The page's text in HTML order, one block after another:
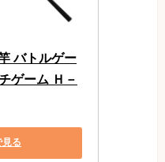
バトルゲー
ゲーム Ｈ－
る